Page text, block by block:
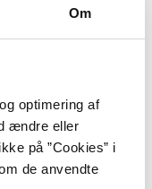
Om
optimering af
ændre eller
på ”Cookies” i
de anvendte
Lousiana
statistik- og
til rådighed af en